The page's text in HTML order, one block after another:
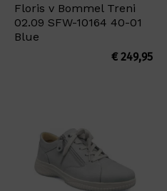
Floris v Bommel Treni
02.09 SFW-10164 40-01
Blue
€249,95